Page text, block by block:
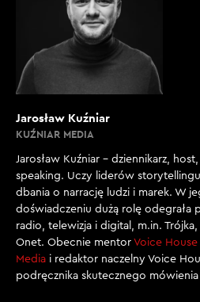
Jarosław Kuźniar
KUŹNIAR MEDIA
Jarosław Kuźniar – dziennikarz,
speaking. Uczy liderów
dbania o narrację ludzi i marek. W
doświadczeniu dużą rolę odegrała
radio, telewizja i digital, m.in. Trójka,
Onet. Obecnie mentor Voice
Media i redaktor naczelny Voice
podręcznika skutecznego